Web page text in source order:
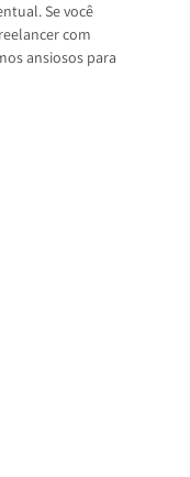
Se você
com
ansiosos para